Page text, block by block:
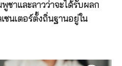
ชาและลาวว่าจะได้รับผลก
ซนเตอร์ตั้งถิ่นฐานอยู่ใน